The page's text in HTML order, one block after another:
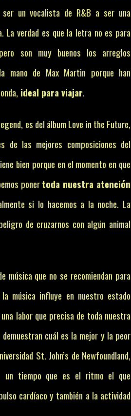
ser un vocalista de R&B a ser una
verdad es que la letra no es para
son muy buenos los arreglos
mano de Max Martin porque han
ideal para viajar.
es del álbum Love in the Future,
las mejores composiciones del
bien porque en el momento en que
ponertoda nuestra atención
si lo hacemos a la noche. La
de cruzarnos con algún animal
música que no se recomiendan para
música influye en nuestro estado
labor que precisa de toda nuestra
cuál es la mejor y la peor
St. John’s de Newfoundland,
un tiempo que es el ritmo el que
cardíaco y también a la actividad